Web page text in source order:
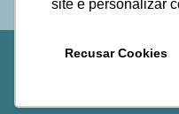
site e personalizar
Recusar Cookies